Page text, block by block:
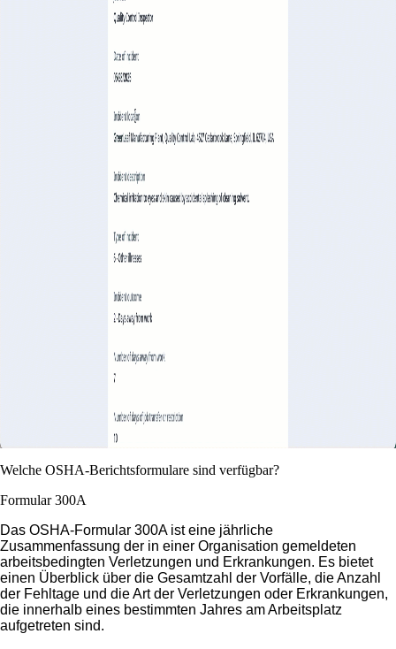
Welche OSHA-Berichtsformulare sind verfügbar?
Formular 300A
Das OSHA-Formular 300A ist eine jährliche
Zusammenfassung der in einer Organisation gemeldeten
arbeitsbedingten Verletzungen und Erkrankungen. Es bietet
einen Überblick über die Gesamtzahl der Vorfälle, die Anzahl
der Fehltage und die Art der Verletzungen oder Erkrankungen,
die innerhalb eines bestimmten Jahres am Arbeitsplatz
aufgetreten sind.